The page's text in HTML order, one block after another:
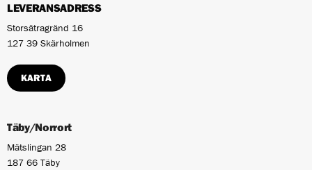
LEVERANSADRESS
Storsätragränd 16
127 39 Skärholmen
KARTA
Täby/Norrort
Mätslingan 28
187 66 Täby